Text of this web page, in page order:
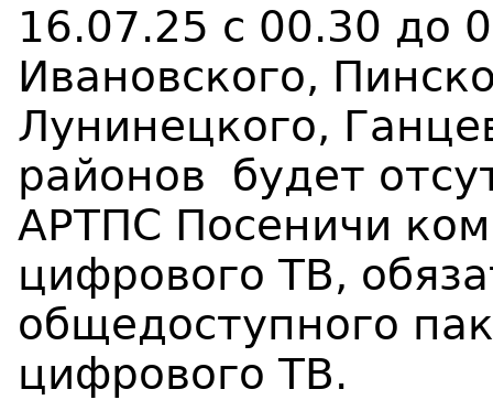
16.07.25 с 00.30 до
Ивановского,
Лунинецкого,
районов будет
АРТПС Посеничи
цифрового ТВ,
общедоступного
цифрового ТВ.